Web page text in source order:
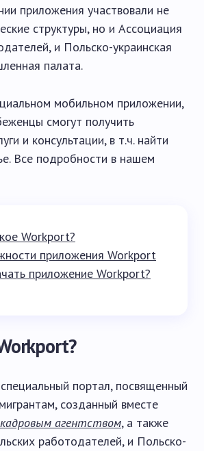
приложения участвовали не
структуры, но и Ассоциация
и Польско-украинская
палата.
мобильном приложении,
смогут получить
и консультации, в т.ч. найти
Все подробности в нашем
Workport?
приложения Workport
приложение Workport?
портал, посвященный
созданный вместе
кадровым агентством, а также
работодателей, и Польско-